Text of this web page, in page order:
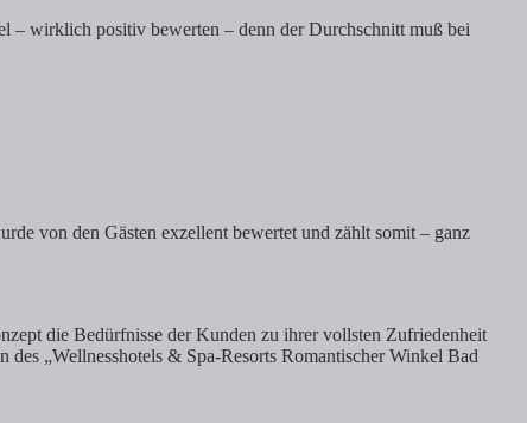
– wirklich positiv bewerten – denn der Durchschnitt muß bei
von den Gästen exzellent bewertet und zählt somit – ganz
die Bedürfnisse der Kunden zu ihrer vollsten Zufriedenheit
„Wellnesshotels & Spa-Resorts Romantischer Winkel Bad